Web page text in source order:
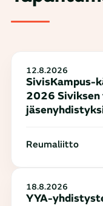
12.8.2026
SivisKampus-
2026
Reumaliitto
18.8.2026
YYA-